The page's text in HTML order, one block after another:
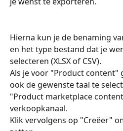
Hierna kun je de benaming
en het type bestand dat je
selecteren (XLSX of CSV).
Als je voor "Product content"
ook de gewenste taal te
"Product marketplace
verkoopkanaal.
Klik vervolgens op "Creëer"